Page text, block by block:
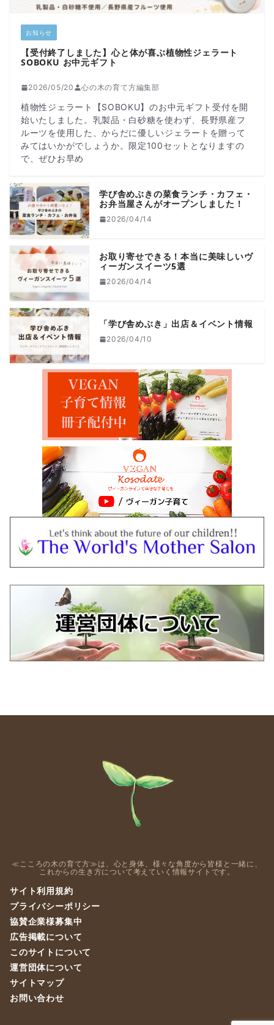
お知らせ
【受付終了しました】心と体が喜ぶ植物性ジェラート
SOBOKU お中元ギフト
2026/05/20 心の木の育て方編集部
植物性ジェラート【SOBOKU】のお中元ギフト受付を開
始いたしました。乳製品・白砂糖を使わず、長野県産フ
ルーツを使用した、からだに優しいジェラートを贈って
みてはいかがでしょうか。限定100セットとなりますの
で、ぜひお早め
学び舎めぶきの菜食ランチ・カフェ・
お弁当屋さんがオープンしました！
2026/04/14
お取り寄せできる！本当に美味しいヴ
ィーガンスイーツ5選
2026/04/14
「学び舎めぶき」出店＆イベント情報
2026/04/10
≪こころの木の育て方≫は、心と身体、様々な角度から皆様と一緒に、
これからの生き方について考えていく情報サイトです。
サイト利用規約
プライバシーポリシー
協賛企業様募集中
広告掲載について
このサイトについて
運営団体について
サイトマップ
お問い合わせ